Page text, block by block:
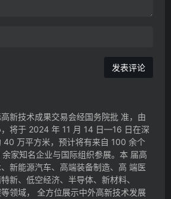
新技术成果交易会经国务院批 准，由
将于 2024 年 11 月 14 日—16 日在深
40 万平方米，预计将有来自 100 余个
家知名企业与国际组织参展。本 届高
新能源汽车、高端装备制造、高 端医
新、低空经济、半导体、新材料、
领域， 全方位展示中外高新技术发展